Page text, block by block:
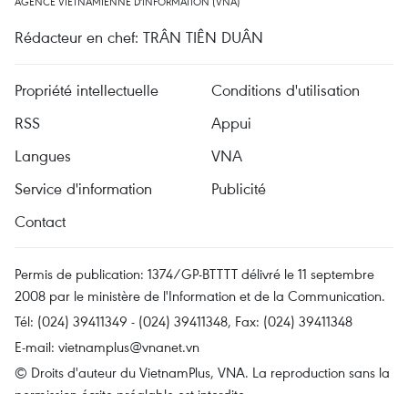
Rédacteur en chef: TRÂN TIÊN DUÂN
Propriété intellectuelle
Conditions d'utilisation
RSS
Appui
Langues
VNA
Service d'information
Publicité
Contact
Permis de publication: 1374/GP-BTTTT délivré le 11 septembre
2008 par le ministère de l'Information et de la Communication.
Tél: (024) 39411349 - (024) 39411348, Fax: (024) 39411348
E-mail: vietnamplus@vnanet.vn
© Droits d'auteur du VietnamPlus, VNA. La reproduction sans la